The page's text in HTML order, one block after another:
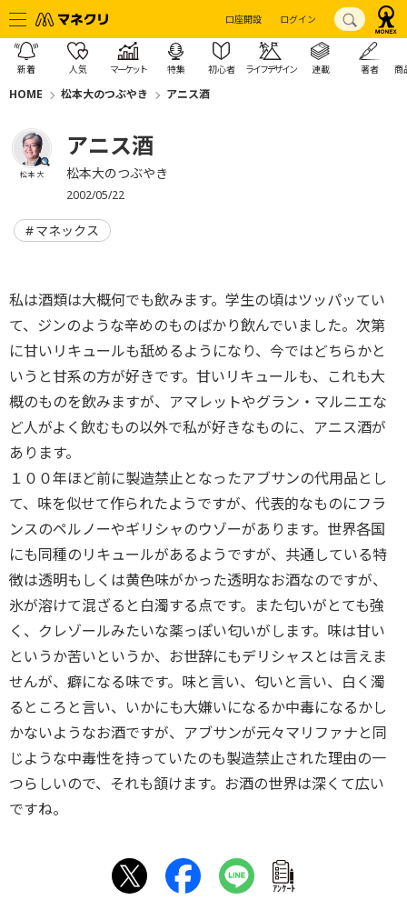
口座開設 ログイン
新着 人気 マーケット 特集 初心者 ライフデザイン 連載 著者 商
HOME 松本大のつぶやき アニス酒
松本 大
アニス酒
松本大のつぶやき
2002/05/22
マネックス
私は酒類は大概何でも飲みます。学生の頃はツッパッてい
て、ジンのような辛めのものばかり飲んでいました。次第
に甘いリキュールも舐めるようになり、今ではどちらかと
いうと甘系の方が好きです。甘いリキュールも、これも大
概のものを飲みますが、アマレットやグラン・マルニエな
ど人がよく飲むもの以外で私が好きなものに、アニス酒が
あります。
１００年ほど前に製造禁止となったアブサンの代用品とし
て、味を似せて作られたようですが、代表的なものにフラ
ンスのペルノーやギリシャのウゾーがあります。世界各国
にも同種のリキュールがあるようですが、共通している特
徴は透明もしくは黄色味がかった透明なお酒なのですが、
氷が溶けて混ざると白濁する点です。また匂いがとても強
く、クレゾールみたいな薬っぽい匂いがします。味は甘い
というか苦いというか、お世辞にもデリシャスとは言えま
せんが、癖になる味です。味と言い、匂いと言い、白く濁
るところと言い、いかにも大嫌いになるか中毒になるかし
かないようなお酒ですが、アブサンが元々マリファナと同
じような中毒性を持っていたのも製造禁止された理由の一
つらしいので、それも頷けます。お酒の世界は深くて広い
ですね。
ｱﾝｹｰﾄ